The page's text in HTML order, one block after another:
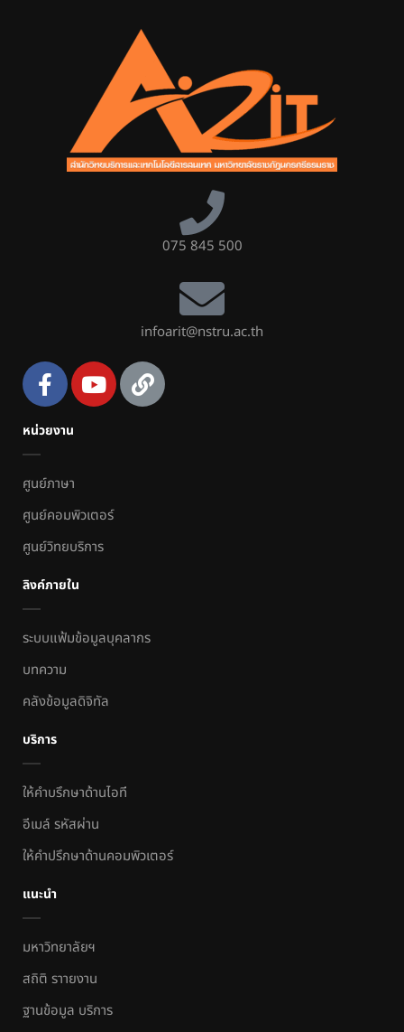
075 845 500
infoarit@nstru.ac.th
หน่วยงาน
ศูนย์ภาษา
ศูนย์คอมพิวเตอร์
ศูนย์วิทยบริการ
ลิงค์ภายใน
ระบบแฟ้มข้อมูลบุคลากร
บทความ
คลังข้อมูลดิจิทัล
บริการ
ให้คำบรึกษาด้านไอที
อีเมล์ รหัสผ่าน
ให้คำปรึกษาด้านคอมพิวเตอร์
แนะนำ
มหาวิทยาลัยฯ
สถิติ ราายงาน
ฐานข้อมูล บริการ